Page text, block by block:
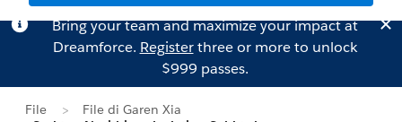
Bring your team and maximize your impact at
Dreamforce. Registerthree or more to unlock
$999 passes.
File
File di Garen Xia